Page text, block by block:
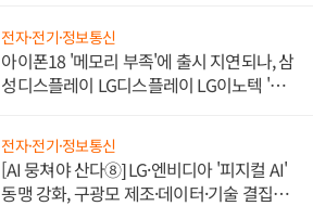
전자·전기·정보통신
아이폰18 '메모리 부족'에 출시 지연되나, 삼
성디스플레이 LG디스플레이 LG이노텍 '탈
전자·전기·정보통신
[AI 뭉쳐야 산다⑧] LG·엔비디아 '피지컬 AI'
동맹 강화, 구광모 제조·데이터·기술 결집